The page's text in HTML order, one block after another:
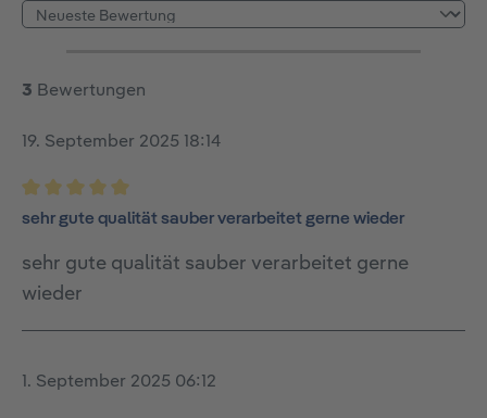
3 Bewertungen
19. September 2025 18:14
Bewertung mit 5 von 5 Sternen
sehr gute qualität sauber verarbeitet gerne wieder
sehr gute qualität sauber verarbeitet gerne
wieder
1. September 2025 06:12